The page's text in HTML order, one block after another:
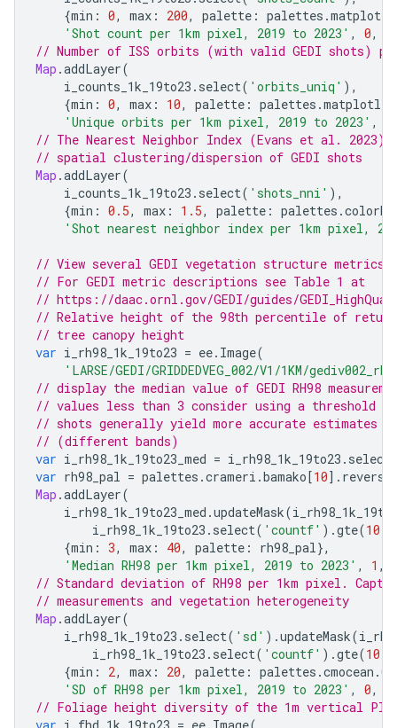
{min : 0, max : 200, palette : palettes .
'Shot count per 1km pixel, 2019 to 2023' , 0,
// Number of ISS orbits (with valid GEDI shots)
Map .addLayer(
i_counts_1k_19to23 . select( 'orbits_uniq' ),
{min : 0, max : 10, palette : palettes .matplotlib
'Unique orbits per 1km pixel, 2019 to 2023' ,
// The Nearest Neighbor Index (Evans et al.
// spatial clustering/dispersion of GEDI shots
Map .addLayer(
i_counts_1k_19to23 . select( 'shots_nni' ),
{min : 0.5, max : 1.5, palette : palettes .
'Shot nearest neighbor index per 1km pixel,
// View several GEDI vegetation structure metrics
// For GEDI metric descriptions see Table 1 at
// https://daac.ornl.gov/GEDI/guides/
// Relative height of the 98th percentile of
// tree canopy height
var i_rh98_1k_19to23 = ee. Image(
'LARSE/GEDI/GRIDDEDVEG_002/V1/1KM/
// display the median value of GEDI RH98
// values less than 3 consider using a threshold
// shots generally yield more accurate estimates
// (different bands)
var i_rh98_1k_19to23_med = i_rh98_1k_19to23 . select
var rh98_pal = palettes .crameri .bamako[10]. reverse
Map .addLayer(
i_rh98_1k_19to23_med .updateMask(
i_rh98_1k_19to23 . select( 'countf' ).gte(10
{min : 3, max : 40, palette : rh98_pal},
'Median RH98 per 1km pixel, 2019 to 2023' , 1 ,
// Standard deviation of RH98 per 1km pixel.
// measurements and vegetation heterogeneity
Map .addLayer(
i_rh98_1k_19to23 . select( 'sd' ).updateMask(
i_rh98_1k_19to23 . select( 'countf' ).gte(10
{min : 2, max : 20, palette : palettes .cmocean .
'SD of RH98 per 1km pixel, 2019 to 2023' , 0,
// Foliage height diversity of the 1m vertical